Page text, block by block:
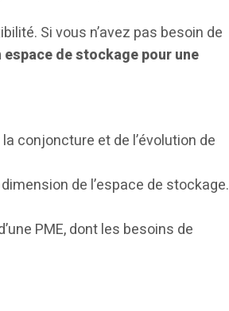
Si vous n’avez pas besoin de
espace de stockage pour une
conjoncture et de l’évolution de
de l’espace de stockage.
PME, dont les besoins de